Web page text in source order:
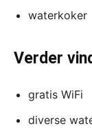
waterkoker
Verder
gratis WiFi
diverse